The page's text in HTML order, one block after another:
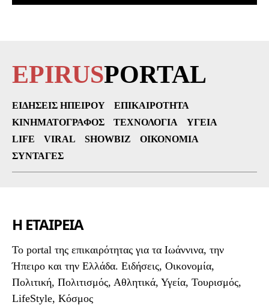
EPIRUSPORTAL
ΕΙΔΉΣΕΙΣ ΗΠΕΊΡΟΥ
ΕΠΙΚΑΙΡΌΤΗΤΑ
ΚΙΝΗΜΑΤΟΓΡΆΦΟΣ
ΤΕΧΝΟΛΟΓΊΑ
ΥΓΕΊΑ
LIFE
VIRAL SHOWBIZ
ΟΙΚΟΝΟΜΊΑ
ΣΥΝΤΑΓΈΣ
Η ΕΤΑΙΡΕΙΑ
To portal της επικαιρότητας για τα Ιωάννινα, την
Ήπειρο και την Ελλάδα. Ειδήσεις, Οικονομία,
Πολιτική, Πολιτισμός, Αθλητικά, Υγεία, Τουρισμός,
LifeStyle, Κόσμος